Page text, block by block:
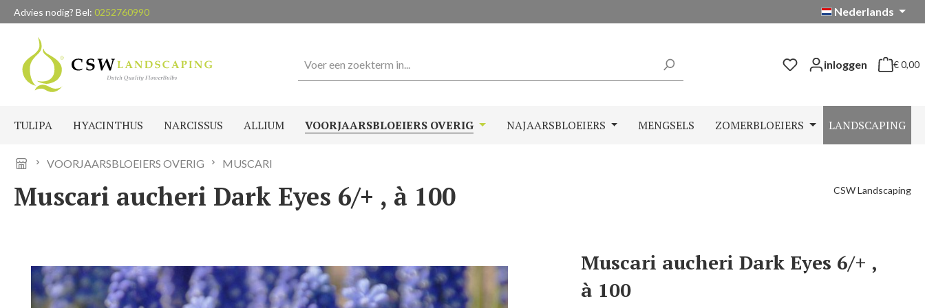
de hoofdinhoud
Ga naar de zoekopdracht
Ga naar de hoofdnavigatie
Advies nodig? Bel: 0252760990 Nederlands
inloggen € 0,00
TULIPA HYACINTHUS NARCISSUS ALLIUM VOORJAARSBLOEIERS OVERIG NAJAARSBLOEIERS MENGSELS ZOMERBLOEIERS LANDSCAPING
VOORJAARSBLOEIERS OVERIG MUSCARI
Muscari aucheri Dark Eyes 6/+ , à 100 CSW Landscaping
Muscari aucheri Dark Eyes 6/+ ,
à 100